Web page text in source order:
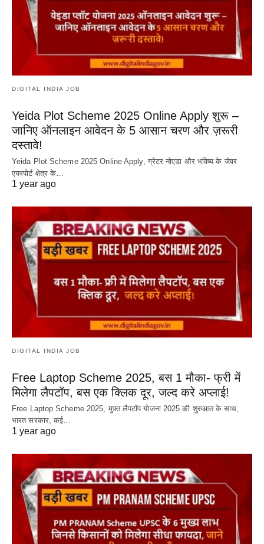
DIGITAL INDIA JOB
Yeida Plot Scheme 2025 Online Apply शुरू –
जानिए ऑनलाइन आवेदन के 5 आसान चरण और ज़रूरी
दस्तावे!
Yeida Plot Scheme 2025 Online Apply, ग्रेटर नोएडा और भविष्य के जेवर
एयरपोर्ट क्षेत्र के…
1 year ago
DIGITAL INDIA JOB
Free Laptop Scheme 2025, बस 1 मौका- फ्री में
मिलेगा लैपटॉप, बस एक क्लिक दूर, जल्द करे अप्लाई!
Free Laptop Scheme 2025, मुफ़्त लैपटॉप योजना 2025 की शुरुआत के साथ,
भारत सरकार, कई…
1 year ago